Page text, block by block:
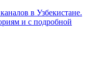
в Узбекистане.
и с подробной